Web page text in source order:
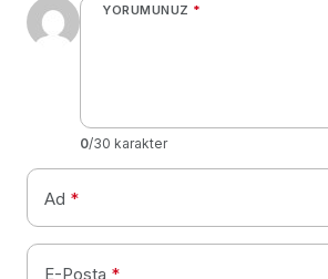
YORUMUNUZ *
0/30 karakter
Ad *
E-Posta *